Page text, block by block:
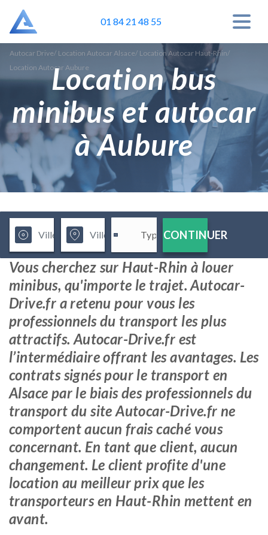
01 84 21 48 55
Autocar Drive/ Location Autocar Alsace/ Location Autocar Haut-Rhin/
Location Autocar AubureLocation bus
minibus et autocar
à Aubure
CONTINUER
Vous cherchez sur Haut-Rhin à louer
minibus, qu'importe le trajet. Autocar-
Drive.fr a retenu pour vous les
professionnels du transport les plus
attractifs. Autocar-Drive.fr est
l’intermédiaire offrant les avantages. Les
contrats signés pour le transport en
Alsace par le biais des professionnels du
transport du site Autocar-Drive.fr ne
comportent aucun frais caché vous
concernant. En tant que client, aucun
changement. Le client profite d'une
location au meilleur prix que les
transporteurs en Haut-Rhin mettent en
avant.